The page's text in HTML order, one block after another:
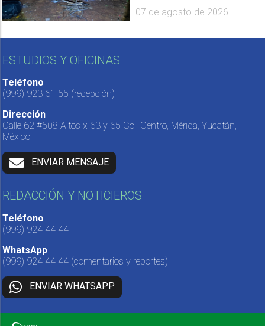
07 de agosto de 2026
ESTUDIOS Y OFICINAS
Teléfono
(999) 923 61 55 (recepción)
Dirección
Calle 62 #508 Altos x 63 y 65 Col. Centro, Mérida, Yucatán,
México.
ENVIAR MENSAJE
REDACCIÓN Y NOTICIEROS
Teléfono
(999) 924 44 44
WhatsApp
(999) 924 44 44 (comentarios y reportes)
ENVIAR WHATSAPP